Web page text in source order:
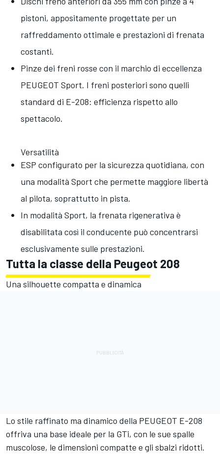
pistoni, appositamente progettate per un
raffreddamento ottimale e prestazioni di frenata
costanti.
Pinze dei freni rosse con il marchio di eccellenza
PEUGEOT Sport. I freni posteriori sono quelli
standard di E-208: efficienza rispetto allo
spettacolo.
Versatilità
ESP configurato per la sicurezza quotidiana, con
una modalità Sport che permette maggiore libertà
al pilota, soprattutto in pista.
In modalità Sport, la frenata rigenerativa è
disabilitata così il conducente può concentrarsi
esclusivamente sulle prestazioni.
Tutta la classe della Peugeot 208
Una silhouette compatta e dinamica
Lo stile raffinato ma dinamico della PEUGEOT E-208
offriva una base ideale per la GTi, con le sue spalle
muscolose, le dimensioni compatte e gli sbalzi ridotti.